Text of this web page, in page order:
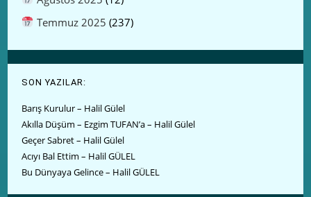
Temmuz 2025 (237)
SON YAZILAR:
Barış Kurulur – Halil Gülel
Akılla Düşüm – Ezgim TUFAN’a – Halil Gülel
Geçer Sabret – Halil Gülel
Acıyı Bal Ettim – Halil GÜLEL
Bu Dünyaya Gelince – Halil GÜLEL